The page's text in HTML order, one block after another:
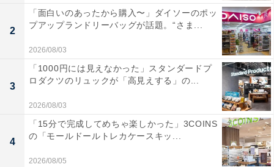
2
「面白いのあったから購入〜」ダイソーのポッ
プアップランドリーバッグが話題。“さま...
2026/08/03
3
「1000円には見えなかった」スタンダードプ
ロダクツのリュックが「高見えする」の...
2026/08/03
4
「15分で完成してめちゃ楽しかった」3COINS
の「モールドールトレカケースキッ...
2026/08/05